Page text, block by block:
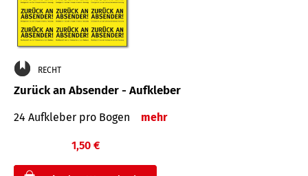
RECHT
Zurück an Absender - Aufkleber
24 Aufkleber pro Bogen mehr
1,50 €